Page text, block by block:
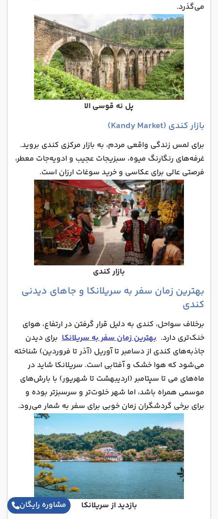
می‌گذرد.
پل نه قوسی الا
بازار کندی (Kandy Market)
برای لمس زندگی واقعی مردم، به بازار مرکزی کندی بروید.
غرفه‌های رنگارنگ میوه، سبزیجات عجیب و ادویه‌جات معطر،
فرصتی عالی برای عکاسی و خرید سوغات ارزان است.
بازار کندی
بهترین زمان سفر به سریلانکا و جاهای دیدنی
کندی
برخلاف سواحل، کندی به دلیل قرار گرفتن در ارتفاع، هوای
خنک‌تری دارد. بهترین زمان سفر به سریلانکا برای دیدن
جاذبه‌های کندی از دسامبر تا آوریل (آذر تا فروردین) شناخته
می‌شود که هوا خشک و آفتابی است. سریلانکا شاید در
ماه‌های می تا سپتامبر (اردیبهشت تا شهریور) با بارش‌های
موسمی همراه باشد، اما شهر خلوت‌تر و سرسبزتر بوده و
برای برخی گردشگران زمان خوبی برای سفر به شمار می‌رود.
بازدید از سریلانکا مشاوره رایگان